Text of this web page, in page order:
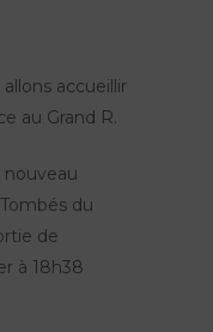
accueillir
au Grand R.
nouveau
du
de
à 18h38